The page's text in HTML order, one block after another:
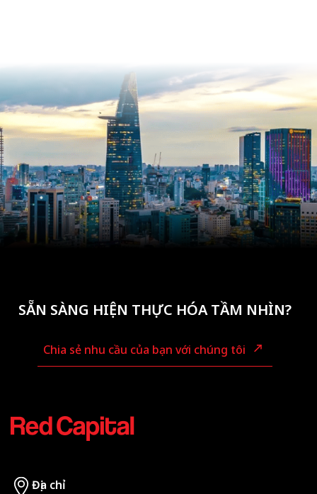
SẴN SÀNG HIỆN THỰC HÓA TẦM NHÌN?
Chia sẻ nhu cầu của bạn với chúng tôi
Địa chỉ